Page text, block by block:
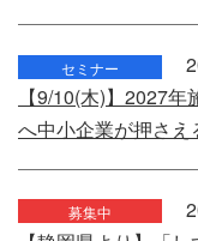
セミナー
【9/10(木)】2027
へ中小企業が押さ
募集中